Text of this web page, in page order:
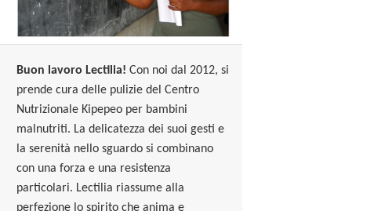
Buon lavoro Lectilia! Con noi dal 2012, si
prende cura delle pulizie del Centro
Nutrizionale Kipepeo per bambini
malnutriti. La delicatezza dei suoi gesti e
la serenità nello sguardo si combinano
con una forza e una resistenza
particolari. Lectilia riassume alla
perfezione lo spirito che anima e